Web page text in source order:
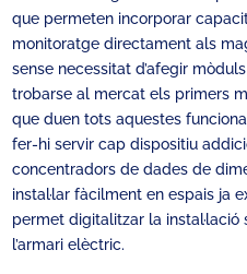
que permeten incorporar
monitoratge directament als
sense necessitat d’afegir
trobarse al mercat els primers
que duen tots aquestes
fer-hi servir cap dispositiu
concentradors de dades de
instal·lar fàcilment en espais ja
permet digitalitzar la
l’armari elèctric.